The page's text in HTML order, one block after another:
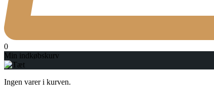
0
Min indkøbskurv
Ingen varer i kurven.